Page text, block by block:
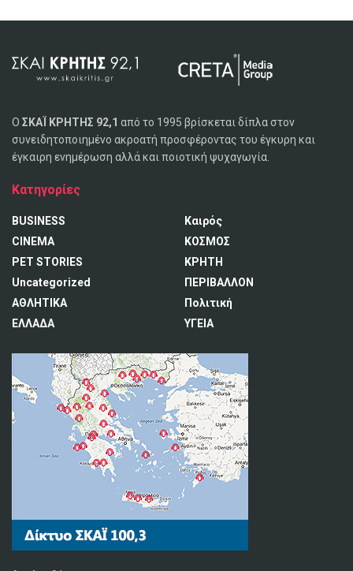
Ο ΣΚΑΪ ΚΡΗΤΗΣ 92,1 από το 1995 βρίσκεται δίπλα στον
συνειδητοποιημένο ακροατή προσφέροντας του έγκυρη και
έγκαιρη ενημέρωση αλλά και ποιοτική ψυχαγωγία.
Κατηγορίες
BUSINESS
CINEMA
PET STORIES
Uncategorized
ΑΘΛΗΤΙΚΑ
ΕΛΛΑΔΑ
Καιρός
ΚΟΣΜΟΣ
ΚΡΗΤΗ
ΠΕΡΙΒΑΛΛΟΝ
Πολιτική
ΥΓΕΙΑ